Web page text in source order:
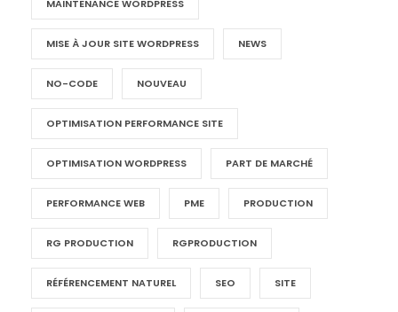
MAINTENANCE WORDPRESS
MISE À JOUR SITE WORDPRESS NEWS
NO-CODE NOUVEAU
OPTIMISATION PERFORMANCE SITE
OPTIMISATION WORDPRESS PART DE MARCHÉ
PERFORMANCE WEB PME PRODUCTION
RG PRODUCTION RGPRODUCTION
RÉFÉRENCEMENT NATUREL SEO SITE